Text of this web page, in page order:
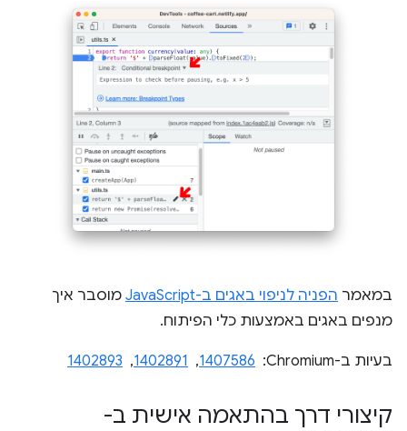
במאמר הפניה לניפוי באגים ב-JavaScript
מוסבר איך
מנפים באגים באמצעות כלי הפיתוח.
בעיות ב-Chromium: ‏ 1407586
, ‏
1402891
, ‏
1402893
קיצורי דרך בהתאמה אישית ב-